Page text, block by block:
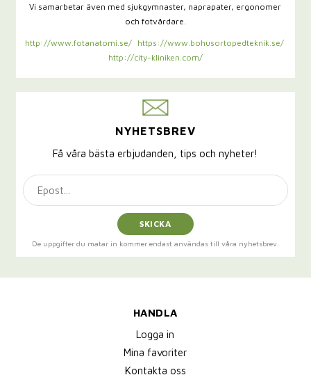
Vi samarbetar även med sjukgymnaster, naprapater, ergonomer
och fotvårdare.
http://www.fotanatomi.se/
https://www.bohusortopedteknik.se/
http://city-kliniken.com/
NYHETSBREV
Få våra bästa erbjudanden, tips och nyheter!
SKICKA
De uppgifter du matar in kommer endast användas till våra nyhetsbrev.
HANDLA
Logga in
Mina favoriter
Kontakta oss